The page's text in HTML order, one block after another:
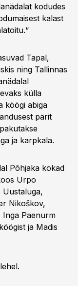
kodudes
kalast
Tapal,
ning Tallinnas
külla
köögi abiga
pärit
ja karpkala.
Põhjaka kokad
Urpo
Uustaluga,
Nikoškov,
Inga Paenurm
ja Madis
.